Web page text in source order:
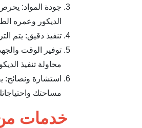
جودة المواد:
الديكور وعمره
تنفيذ دقيق: يتم
توفير الوقت
محاولة تنفيذ
استشارة ونصائح:
مساحتك
خدمات